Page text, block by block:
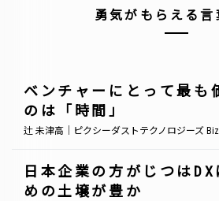
勇気がもらえる言
ベンチャーにとって最も
のは「時間」
辻 未津高｜ピクシーダストテクノロジーズ
日本企業の方がじつは
めの土壌が豊か